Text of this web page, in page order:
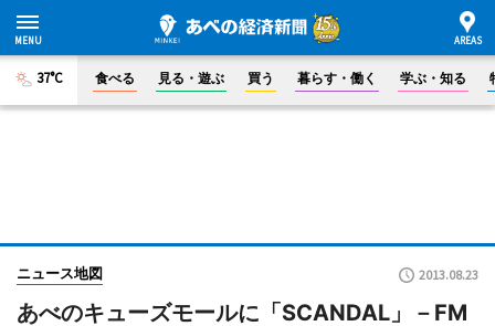
37°C 食べる 見る・遊ぶ 買う 暮らす・働く 学ぶ・知る
ニュース地図 2013.08.23
あべのキューズモールに「SCANDAL」－FM